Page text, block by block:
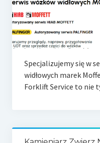
Specjalizujemy się w
widłowych marek
Forklift Service to nie